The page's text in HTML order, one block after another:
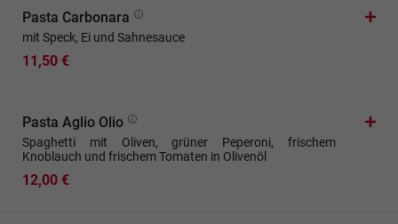
Pasta Carbonara
mit Speck, Ei und Sahnesauce
11,50 €
Pasta Aglio Olio
Spaghetti mit Oliven, grüner Peperoni, frischem
Knoblauch und frischem Tomaten in Olivenöl
12,00 €